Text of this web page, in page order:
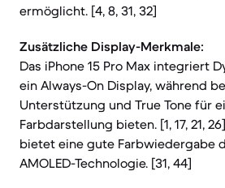
ermöglicht. [4, 8, 31, 32]
Zusätzliche Display-Merkmale:
Das iPhone 15 Pro Max integriert
ein Always-On Display, während
Unterstützung und True Tone für
Farbdarstellung bieten. [1, 17, 21,
bietet eine gute Farbwiedergabe
AMOLED-Technologie. [31, 44]